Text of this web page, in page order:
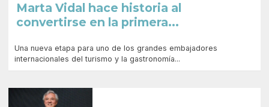
Marta Vidal hace historia al
convertirse en la primera...
Una nueva etapa para uno de los grandes embajadores
internacionales del turismo y la gastronomía...